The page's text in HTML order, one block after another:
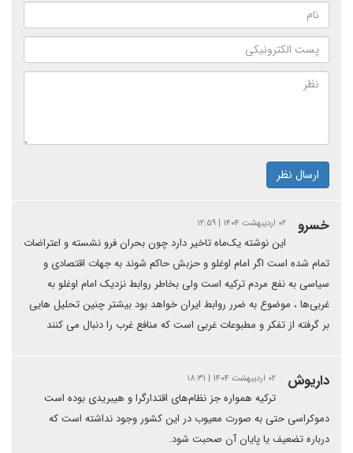
ارسال نظر
خسرو ۰۲ اردیبهشت ۱۴۰۴ | ۱۲:۵۹
این نوشته یک‌ماه تاخیر دارد چون بحران فرو نشسته و اعتراضات
تمام شده است اگر امام اوغلو و حزبش حاکم شوند به جهات اقتصادی و
سیاسی به نفع مردم ترکیه است ولی بخاطر روابط نزدیک امام اوغلو به
غربی‌ها ، موضوع به ضرر روابط ایران خواهد بود بیشتر چنین تحلیل هایی
بر گرفته از تفکر و مطبوعات غربی است که منافع غرب را دنبال می کنند
داریوش ۰۲ اردیبهشت ۱۴۰۴ | ۱۸:۳۱
ترکیه همواره جز نظام‌های اقتدارگرا و هیبریدی بوده است
دموکراسی حتی به صورت معیوب در این کشور وجود نداشته است که
درباره تضعیف یا پایان آن صحبت شود.